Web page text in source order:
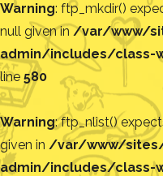
Warning: ftp_mkdir()
null given in/var/www/
admin/includes/class-
line 580
Warning: ftp_nlist()
given in /var/www/
admin/includes/class-